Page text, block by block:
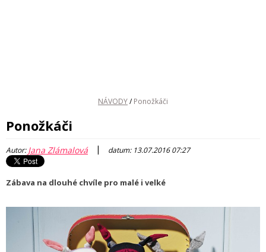
NÁVODY/ Ponožkáči
Ponožkáči
Autor:Jana Zlámalová | datum: 13.07.2016 07:27
Zábava na dlouhé chvíle pro malé i velké